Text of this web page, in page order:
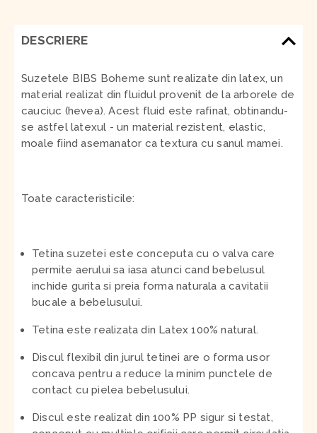
DESCRIERE
Suzetele BIBS Boheme sunt realizate din latex, un
material realizat din fluidul provenit de la arborele de
cauciuc (hevea). Acest fluid este rafinat, obtinandu-
se astfel latexul - un material rezistent, elastic,
moale fiind asemanator ca textura cu sanul mamei.
Toate caracteristicile:
Tetina suzetei este conceputa cu o valva care
permite aerului sa iasa atunci cand bebelusul
inchide gurita si preia forma naturala a cavitatii
bucale a bebelusului.
Tetina este realizata din Latex 100% natural.
Discul flexibil din jurul tetinei are o forma usor
concava pentru a reduce la minim punctele de
contact cu pielea bebelusului.
Discul este realizat din 100% PP sigur si testat,